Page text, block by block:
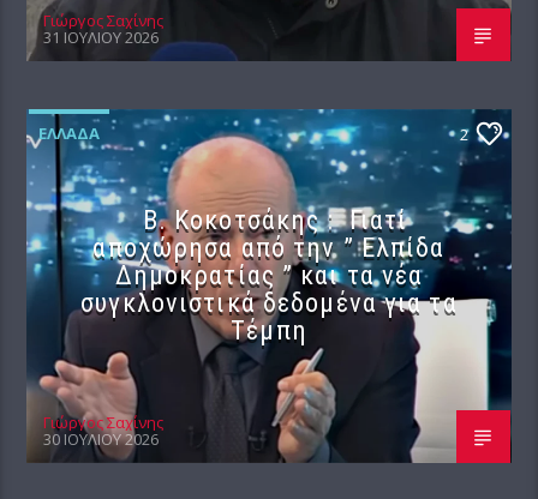
Γιώργος Σαχίνης
31 ΙΟΥΛΊΟΥ 2026
ΕΛΛΆΔΑ 2
Β. Κοκοτσάκης : Γιατί
αποχώρησα από την ” Ελπίδα
Δημοκρατίας ” και τα νέα
συγκλονιστικά δεδομένα για τα
Τέμπη
Γιώργος Σαχίνης
30 ΙΟΥΛΊΟΥ 2026